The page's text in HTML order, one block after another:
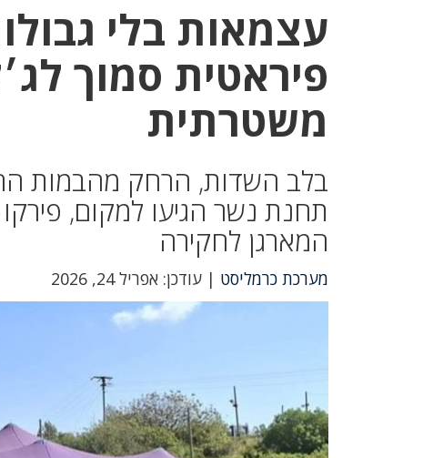
עצמאות בלי
פיראטית סמוך
משטרתית
בלב השדות, הרחק מהבמות
תחנת נשר הגיעו למקום,
המארגן לחקירה
מערכת כרמליסט | עודכן: אפריל 24, 2026